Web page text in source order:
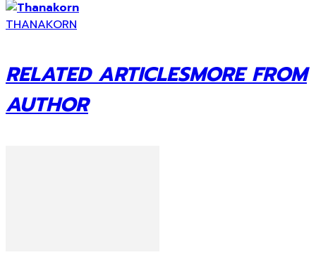
THANAKORN
RELATED ARTICLESMORE FROM
AUTHOR